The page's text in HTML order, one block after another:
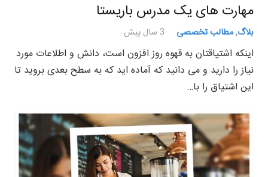
مهارت های یک مدرس باریستا
بلاگ,مطالب تخصصی 3 سال پیش
اینکه اشتیاقتان به قهوه روز افزون است، دانش و اطلاعات مورد
نیاز را دارید و می دانید که آماده اید که به سطح بعدی بروید تا
این اشتیاق را با…